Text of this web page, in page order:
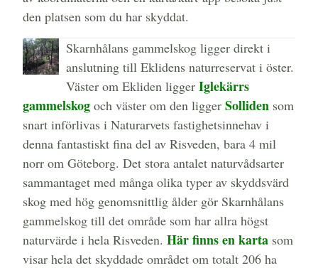
den platsen som du har skyddat.
Skarnhålans gammelskog ligger direkt i
anslutning till Eklidens naturreservat i öster.
Väster om Ekliden liggerIglekärrs
gammelskog och väster om den ligger Solliden som
snart införlivas i Naturarvets fastighetsinnehav i
denna fantastiskt fina del av Risveden, bara 4 mil
norr om Göteborg. Det stora antalet naturvådsarter
sammantaget med många olika typer av skyddsvärd
skog med hög genomsnittlig ålder gör Skarnhålans
gammelskog till det område som har allra högst
naturvärde i hela Risveden. Här finns en karta som
visar hela det skyddade området om totalt 206 ha